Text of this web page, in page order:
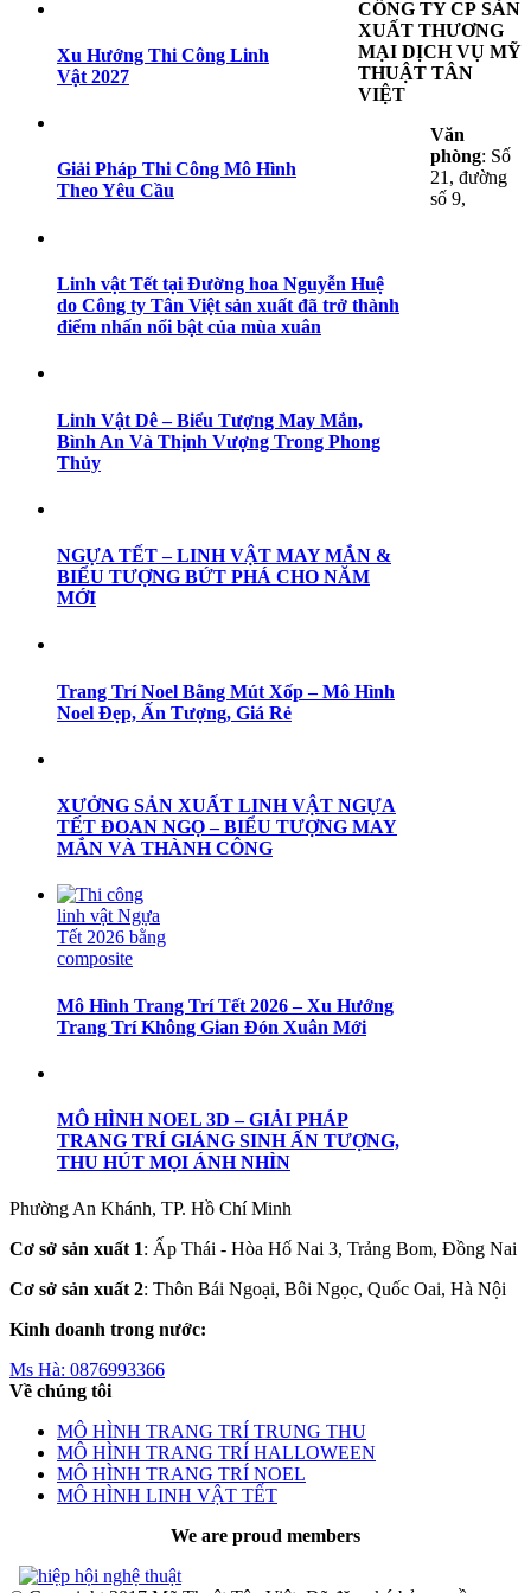
Xu Hướng Thi Công Linh
Vật 2027
Giải Pháp Thi Công Mô Hình
Theo Yêu Cầu
Linh vật Tết tại Đường hoa Nguyễn Huệ
do Công ty Tân Việt sản xuất đã trở thành
điểm nhấn nổi bật của mùa xuân
Linh Vật Dê – Biểu Tượng May Mắn,
Bình An Và Thịnh Vượng Trong Phong
Thủy
NGỰA TẾT – LINH VẬT MAY MẮN &
BIỂU TƯỢNG BỨT PHÁ CHO NĂM
MỚI
Trang Trí Noel Bằng Mút Xốp – Mô Hình
Noel Đẹp, Ấn Tượng, Giá Rẻ
XƯỞNG SẢN XUẤT LINH VẬT NGỰA
TẾT ĐOAN NGỌ – BIỂU TƯỢNG MAY
MẮN VÀ THÀNH CÔNG
Mô Hình Trang Trí Tết 2026 – Xu Hướng
Trang Trí Không Gian Đón Xuân Mới
MÔ HÌNH NOEL 3D – GIẢI PHÁP
TRANG TRÍ GIÁNG SINH ẤN TƯỢNG,
THU HÚT MỌI ÁNH NHÌN
CÔNG TY CP SẢN
XUẤT THƯƠNG
MẠI DỊCH VỤ MỸ
THUẬT TÂN
VIỆT
Văn
phòng: Số
21, đường
số 9,
Phường An Khánh, TP. Hồ Chí Minh
Cơ sở sản xuất 1: Ấp Thái - Hòa Hố Nai 3, Trảng Bom, Đồng Nai
Cơ sở sản xuất 2: Thôn Bái Ngoại, Bôi Ngọc, Quốc Oai, Hà Nội
Kinh doanh trong nước:
Ms Hà: 0876993366
Về chúng tôi
MÔ HÌNH TRANG TRÍ TRUNG THU
MÔ HÌNH TRANG TRÍ HALLOWEEN
MÔ HÌNH TRANG TRÍ NOEL
MÔ HÌNH LINH VẬT TẾT
We are proud members